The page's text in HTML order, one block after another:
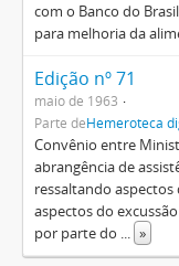
com o Banco do
para melhoria da
Edição nº 71
maio de 1963
Parte deHemeroteca
Convênio entre
abrangência de
ressaltando
aspectos do
por parte do ... »